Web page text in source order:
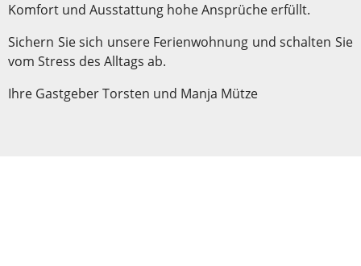
Komfort und Ausstattung hohe Ansprüche erfüllt.
Sichern Sie sich unsere Ferienwohnung und schalten Sie
vom Stress des Alltags ab.
Ihre Gastgeber Torsten und Manja Mütze